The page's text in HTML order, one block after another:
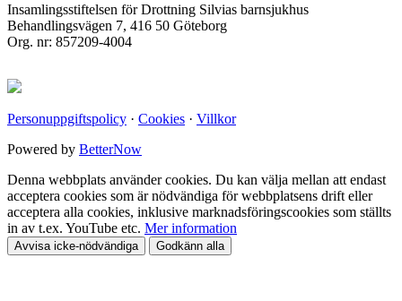
Insamlingsstiftelsen för Drottning Silvias barnsjukhus
Behandlingsvägen 7, 416 50 Göteborg
Org. nr: 857209-4004
Personuppgiftspolicy · Cookies · Villkor
Powered by BetterNow
Denna webbplats använder cookies. Du kan välja mellan att endast
acceptera cookies som är nödvändiga för webbplatsens drift eller
acceptera alla cookies, inklusive marknadsföringscookies som ställts
in av t.ex. YouTube etc. Mer information
Avvisa icke-nödvändiga Godkänn alla